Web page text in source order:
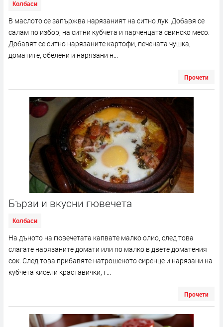
Колбаси
В маслото се запържва нарязаният на ситно лук. Добавя се
салам по избор, на ситни кубчета и парченцата свинско месо.
Добавят се ситно нарязаните картофи, печената чушка,
доматите, обелени и нарязани н...
Прочети
Бързи и вкусни гювечета
Колбаси
На дъното на гювечетата капвате малко олио, след това
слагате нарязаните домати или по малко в двете доматения
сок. След това прибавяте натрошеното сиренце и нарязани на
кубчета кисели краставички, г...
Прочети